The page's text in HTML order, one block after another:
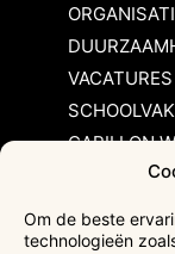
Om de beste
technologieën
VACATURES
CARILLON